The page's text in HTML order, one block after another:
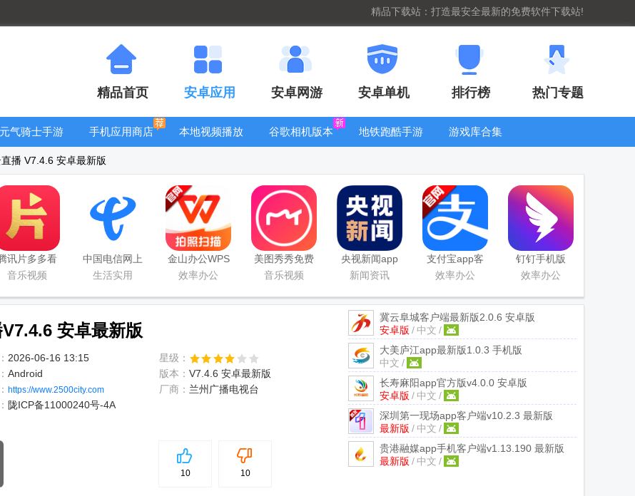
精品下载站：打造最安全最新的免费软件下载站!
精品首页 安卓应用 安卓网游 安卓单机 排行榜 热门专题
元气骑士手游
手机应用商店
本地视频播放
谷歌相机版本
地铁跑酷手游
游戏库合集
看器
播 V7.4.6 安卓最新版
讯片多多看
剧官方正版
音乐视频
中国电信网上
营业厅
生活实用
金山办公WPS
Office手机官
效率办公
美图秀秀免费
无限制vip版
音乐视频
央视新闻app
移动版客户端
新闻资讯
支付宝app客
户端
效率办公
钉钉手机版
app
效率办公
安卓最新版
2026-06-16 13:15
星级：
Android 版本： V7.4.6 安卓最新版
https://www.2500city.com 厂商： 兰州广播电视台
陇ICP备11000240号-4A
冀云阜城客户端最新版2.0.6 安卓版
安卓版 / 中文 /
大美庐江app最新版1.0.3 手机版
中文 /
长寿麻阳app官方版v4.0.0 安卓版
安卓版 / 中文 /
深圳第一现场app客户端v10.2.3 最新版
最新版 / 中文 /
贵港融媒app手机客户端v1.13.190 最新版
最新版 / 中文 /
5
10 10